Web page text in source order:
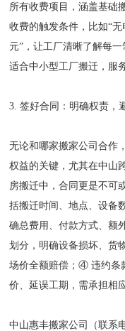
所有收费项目，涵盖基础
收费的触发条件，比如“
元”，让工厂清晰了解每
适合中小型工厂搬迁，服
3. 签好合同：明确权责，
无论和哪家搬家公司合作
权益的关键，尤其在中山
房搬迁中，合同更是不可
括搬迁时间、地点、设备
确总费用、付款方式、额
划分，明确设备损坏、货
场价全额赔偿；④ 违约条
价、延误工期，需承担相
中山惠丰搬家公司（联系